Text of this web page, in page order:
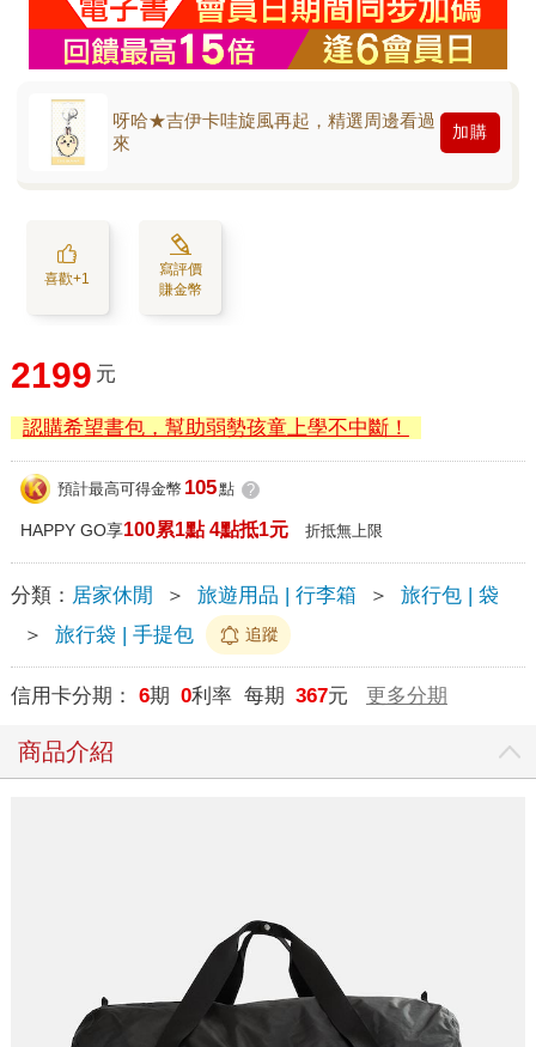
呀哈★吉伊卡哇旋風再起，精選周邊看過
來
加購
喜歡+1
寫評價
賺金幣
2199 元
認購希望書包，幫助弱勢孩童上學不中斷！
預計最高可得金幣 105點 ?
HAPPY GO享100累1點 4點抵1元 折抵無上限
分類： 居家休閒 ＞ 旅遊用品 | 行李箱 ＞
旅行包 | 袋
＞
旅行袋 | 手提包 追蹤
信用卡分期： 6期 0利率 每期 367元 更多分期
商品介紹